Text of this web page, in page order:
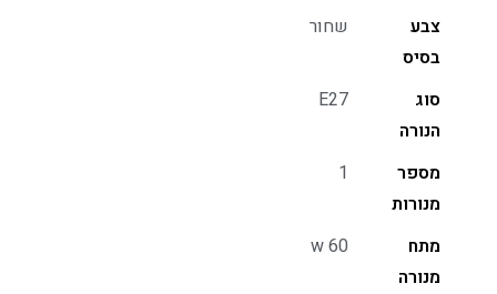
צבע
בסיס
שחור
סוג
הנורה
E27
מספר
מנורות
1
מתח
מנורה
w 60